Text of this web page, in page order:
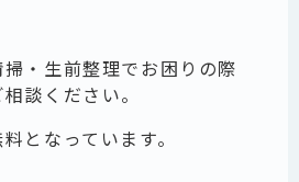
・生前整理でお困りの際
談ください。
となっています。